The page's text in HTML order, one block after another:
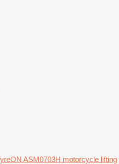
ASM0703H motorcycle lifting